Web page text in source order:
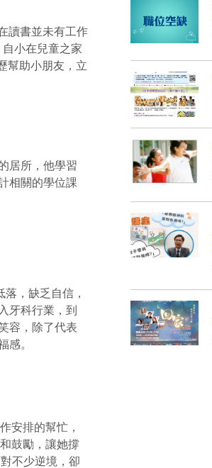
讀書並未有工作
小在兒童之家
幫助小朋友，立
居所，他學習
相關的學位課
，缺乏自信，
牙科行業，到
容，除了代表
。
安排的幫忙，
鼓勵，讓她撐
不少逆境，卻